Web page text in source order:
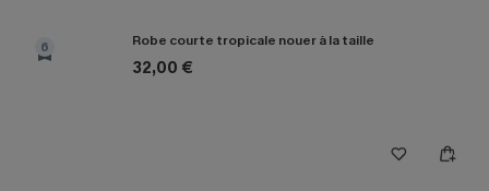
6 Robe courte tropicale nouer à la taille
32,00 €